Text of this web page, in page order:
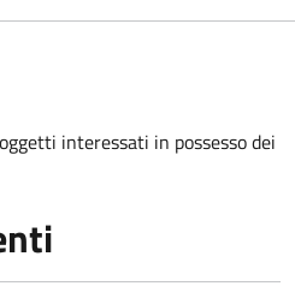
interessati in possesso dei